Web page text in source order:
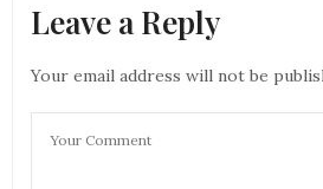
Leave a Reply
Your email address will not be